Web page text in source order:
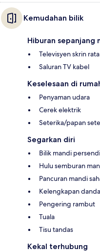
Kemudahan bilik
Hiburan sepanjang
Televisyen skrin rata
Saluran TV kabel
Keselesaan di
Penyaman udara
Cerek elektrik
Seterika/papan
Segarkan diri
Bilik mandi
Hulu semburan
Pancuran mandi
Kelengkapan
Pengering rambut
Tuala
Tisu tandas
Kekal terhubung